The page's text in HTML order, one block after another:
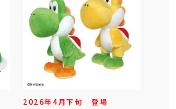
2026年4 月下旬 登場